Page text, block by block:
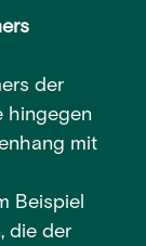
der
hingegen
mit
Beispiel
die der